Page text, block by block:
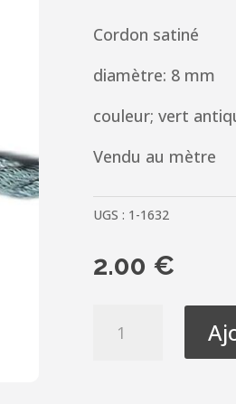
Cordon satiné
diamètre: 8 mm
couleur; vert
Vendu au mètre
UGS : 1-1632
2.00 €